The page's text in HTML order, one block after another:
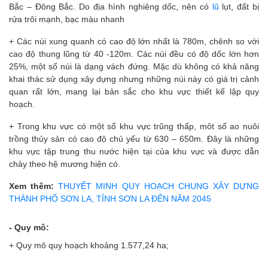
Bắc – Đông Bắc. Do địa hình nghiêng dốc, nên có lũ lụt, đất bị
rửa trôi mạnh, bạc màu nhanh
+ Các núi xung quanh có cao độ lớn nhất là 780m, chênh so với
cao độ thung lũng từ 40 -120m. Các núi đều có độ dốc lớn hơn
25%, một số núi là dạng vách đứng. Mặc dù không có khả năng
khai thác sử dụng xây dựng nhưng những núi này có giá trị cảnh
quan rất lớn, mang lại bản sắc cho khu vực thiết kế lập quy
hoạch.
+ Trong khu vực có một số khu vực trũng thấp, môt số ao nuôi
trồng thủy sản có cao độ chủ yếu từ 630 – 650m. Đây là những
khu vực tập trung thu nước hiện tại của khu vực và được dẫn
chảy theo hệ mương hiện có.
Xem thêm: THUYẾT MINH QUY HOẠCH CHUNG XÂY DỰNG
THÀNH PHỐ SƠN LA, TỈNH SƠN LA ĐẾN NĂM 2045
- Quy mô:
+ Quy mô quy hoạch khoảng 1.577,24 ha;